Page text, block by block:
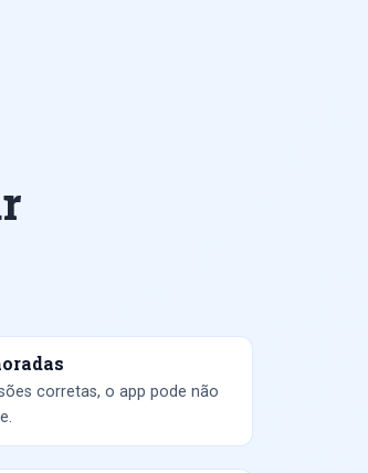
corretas, o app pode não